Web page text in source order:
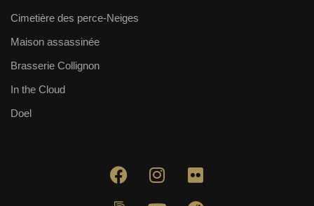
Cimetière des perce-Neiges
Maison assassinée
Brasserie Collignon
In the Cloud
Doel